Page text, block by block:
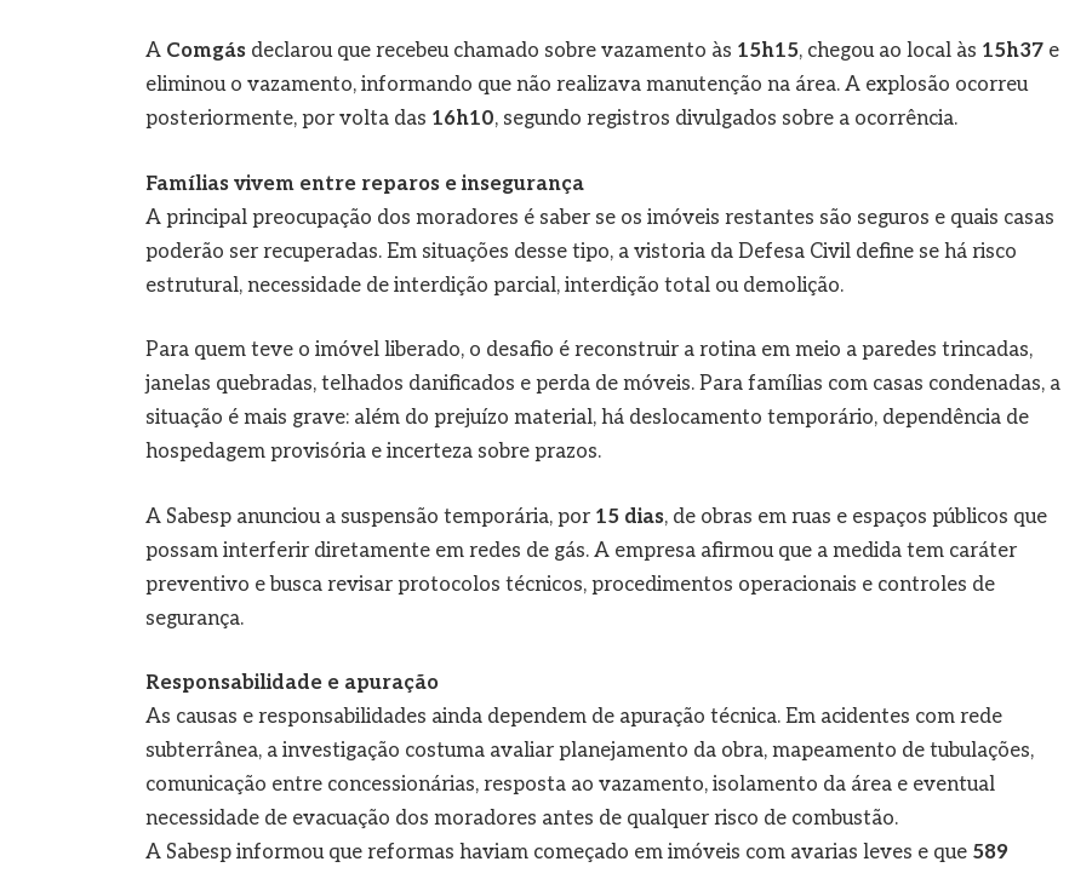
A Comgásdeclarou que recebeu chamado sobre vazamento às 15h15, chegou ao local às 15h37e
eliminou o vazamento, informando que não realizava manutenção na área. A explosão ocorreu
posteriormente, por volta das 16h10, segundo registros divulgados sobre a ocorrência.
Famílias vivem entre reparos e insegurança
A principal preocupação dos moradores é saber se os imóveis restantes são seguros e quais casas
poderão ser recuperadas. Em situações desse tipo, a vistoria da Defesa Civil define se há risco
estrutural, necessidade de interdição parcial, interdição total ou demolição.
Para quem teve o imóvel liberado, o desafio é reconstruir a rotina em meio a paredes trincadas,
janelas quebradas, telhados danificados e perda de móveis. Para famílias com casas condenadas, a
situação é mais grave: além do prejuízo material, há deslocamento temporário, dependência de
hospedagem provisória e incerteza sobre prazos.
A Sabesp anunciou a suspensão temporária, por 15 dias, de obras em ruas e espaços públicos que
possam interferir diretamente em redes de gás. A empresa afirmou que a medida tem caráter
preventivo e busca revisar protocolos técnicos, procedimentos operacionais e controles de
segurança.
Responsabilidade e apuração
As causas e responsabilidades ainda dependem de apuração técnica. Em acidentes com rede
subterrânea, a investigação costuma avaliar planejamento da obra, mapeamento de tubulações,
comunicação entre concessionárias, resposta ao vazamento, isolamento da área e eventual
necessidade de evacuação dos moradores antes de qualquer risco de combustão.
A Sabesp informou que reformas haviam começado em imóveis com avarias leves e que 589